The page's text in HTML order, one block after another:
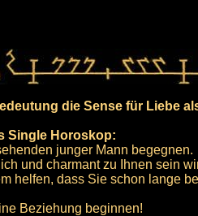
die Sense für Liebe
Single Horoskop:
junger Mann begegnen.
und charmant zu Ihnen sein
helfen, dass Sie schon lange
Beziehung beginnen!